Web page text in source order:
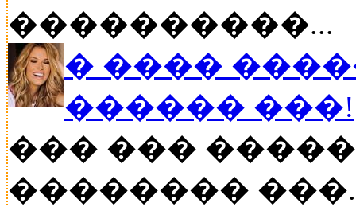
����������...
� ����
������ ���!
��� ���
��������